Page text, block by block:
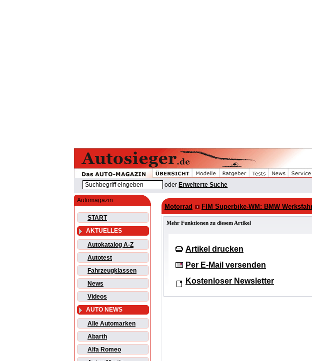
oder Erweiterte Suche
Automagazin
START
AKTUELLES
Autokatalog A-Z
Autotest
Fahrzeugklassen
News
Videos
AUTO NEWS
Alle Automarken
Abarth
Alfa Romeo
Motorrad FIM Superbike-WM: BMW
Mehr Funktionen zu diesem Artikel
Artikel drucken
Per E-Mail versenden
Kostenloser Newsletter